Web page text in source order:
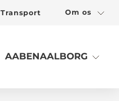
Transport Om os
AABENAALBORG